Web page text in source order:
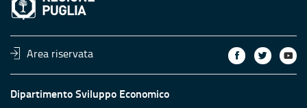
Area riservata
Dipartimento Sviluppo Economico